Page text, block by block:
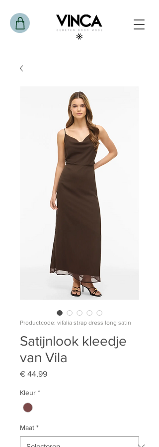
Productcode: vifalia strap dress long satin
Satijnlook kleedje
van Vila
€ 44,99Prijs
Kleur *
Maat *